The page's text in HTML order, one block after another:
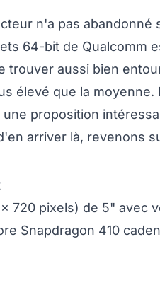
n'a pas abandonné
64-bit de Qualcomm
trouver aussi bien
élevé que la
proposition
arriver là, revenons
720 pixels) de 5" avec
Snapdragon 410